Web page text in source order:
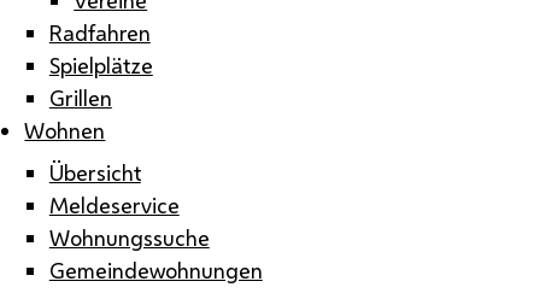
Radfahren
Spielplätze
Grillen
Wohnen
Übersicht
Meldeservice
Wohnungssuche
Gemeindewohnungen